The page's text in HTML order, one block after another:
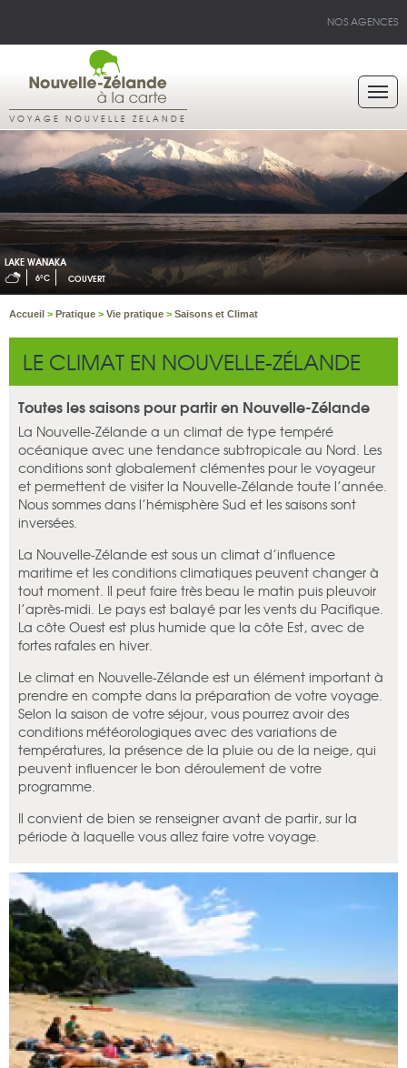
NOS AGENCES
VOYAGE NOUVELLE ZELANDE
LAKE WANAKA
6°C COUVERT
Accueil > Pratique > Vie pratique > Saisons et Climat
LE CLIMAT EN NOUVELLE-ZÉLANDE
Toutes les saisons pour partir en Nouvelle-Zélande
La Nouvelle-Zélande a un climat de type tempéré
océanique avec une tendance subtropicale au Nord. Les
conditions sont globalement clémentes pour le voyageur
et permettent de visiter la Nouvelle-Zélande toute l’année.
Nous sommes dans l’hémisphère Sud et les saisons sont
inversées.
La Nouvelle-Zélande est sous un climat d’influence
maritime et les conditions climatiques peuvent changer à
tout moment. Il peut faire très beau le matin puis pleuvoir
l’après-midi. Le pays est balayé par les vents du Pacifique.
La côte Ouest est plus humide que la côte Est, avec de
fortes rafales en hiver.
Le climat en Nouvelle-Zélande est un élément important à
prendre en compte dans la préparation de votre voyage.
Selon la saison de votre séjour, vous pourrez avoir des
conditions météorologiques avec des variations de
températures, la présence de la pluie ou de la neige, qui
peuvent influencer le bon déroulement de votre
programme.
Il convient de bien se renseigner avant de partir, sur la
période à laquelle vous allez faire votre voyage.